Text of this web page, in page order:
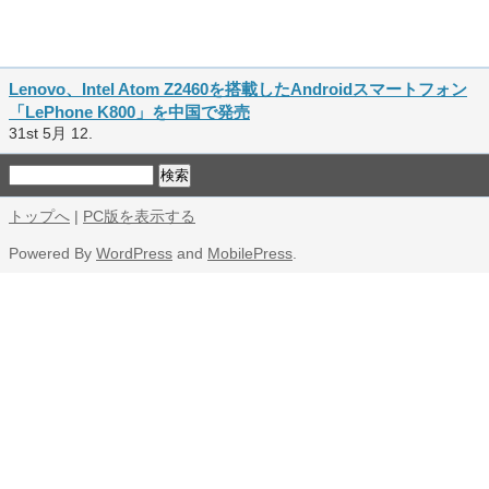
Lenovo、Intel Atom Z2460を搭載したAndroidスマートフォン
「LePhone K800」を中国で発売
31st 5月 12.
トップへ | PC版を表示する
Powered By WordPress and MobilePress